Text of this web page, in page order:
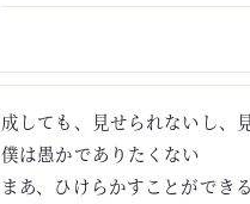
成しても、見せられないし、
僕は愚かでありたくない
まあ、ひけらかすことができ